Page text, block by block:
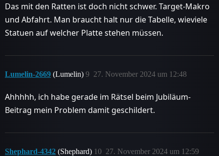
Das mit den Ratten ist doch nicht schwer. Target-Makro
und Abfahrt. Man braucht halt nur die Tabelle, wieviele
Statuen auf welcher Platte stehen müssen.
Lumelin-2669 (Lumelin) 27. November 2024 um 12:48
9
Ahhhhh, ich habe gerade im Rätsel beim Jubiläum-
Beitrag mein Problem damit geschildert.
Shephard-4342 (Shephard) 27. November 2024 um 12:59
10